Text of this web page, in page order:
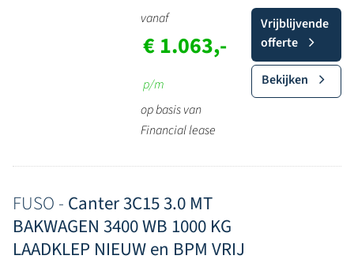
vanaf
€ 1.063,-
p/m
op basis van
Financial lease
Vrijblijvende
offerte
Bekijken
FUSO - Canter 3C15 3.0 MT
BAKWAGEN 3400 WB 1000 KG
LAADKLEP NIEUW en BPM VRIJ